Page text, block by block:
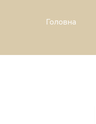
Головна